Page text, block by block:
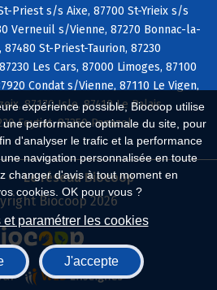
expérience possible, Biocoop utilise
performance optimale du site, pour
d'analyser le trafic et la performance
navigation personnalisée en toute
changer d'avis à tout moment en
cookies. OK pour vous ?
et paramétrer les cookies
J'accepte
Priest s/s Aixe, 87700 St-Yrieix s/s
Verneuil s/Vienne, 87270 Bonnac-la-
St-Priest-Taurion, 87230
Les Cars, 87000 Limoges, 87100
Condat s/Vienne, 87110 Le Vigen,
87170 Isle, 87410 Le Palais
Feytiat, 87350 Panazol
Le réseau Biocoop
Biocoop 2026